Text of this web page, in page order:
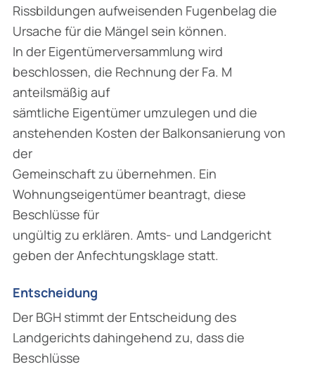
Rissbildungen aufweisenden Fugenbelag die
Ursache für die Mängel sein können.
In der Eigentümerversammlung wird
beschlossen, die Rechnung der Fa. M
anteilsmäßig auf
sämtliche Eigentümer umzulegen und die
anstehenden Kosten der Balkonsanierung von
der
Gemeinschaft zu übernehmen. Ein
Wohnungseigentümer beantragt, diese
Beschlüsse für
ungültig zu erklären. Amts- und Landgericht
geben der Anfechtungsklage statt.
Entscheidung
Der BGH stimmt der Entscheidung des
Landgerichts dahingehend zu, dass die
Beschlüsse